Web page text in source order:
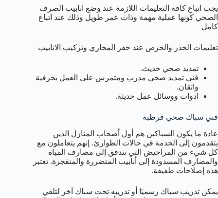
يجب اتباع كافة التعليمات اللازمة عند وضع انابيب الصرف
الصحي كونها عملية مهمة وذات عمر طويل وذلك عند اتباع
كامل
تعليمات الحذر والحرص عند حفر المجاري وتركيب الانابيب
تمديد صحي حديث.
فني تمديد صحي مدرب ومتمرس على العمل بحرفية
واتقان.
ادوات ووسائل عمل حديثة.
فني سباك صحي قرطبة
عادة ما يكون السباكين هم أول أصحاب المنازل الذين
يتقدمون إلى الخدمة في حالات الطوارئ. إنهم يتعاملون مع
كل شيء من المراحيض التي تتدفق إلى مصارف المياه
والمصارف المسدودة إلى أنابيب المتضررة والمنفجرة. تعتبر
هذه إصلاحات طفيفة.
يمكن تدريب سباك رسميًا أو تدريبه تحت سباك آخر لتلقي